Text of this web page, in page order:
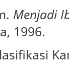
Menjadi
1996.